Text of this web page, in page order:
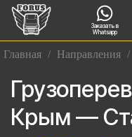
Заказать в
Whatsapp
Главная / Направления /
Крым —